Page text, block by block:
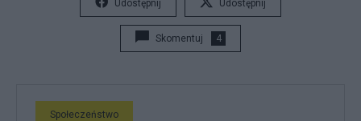
Udostępnij Udostępnij
Skomentuj 4
Społeczeństwo